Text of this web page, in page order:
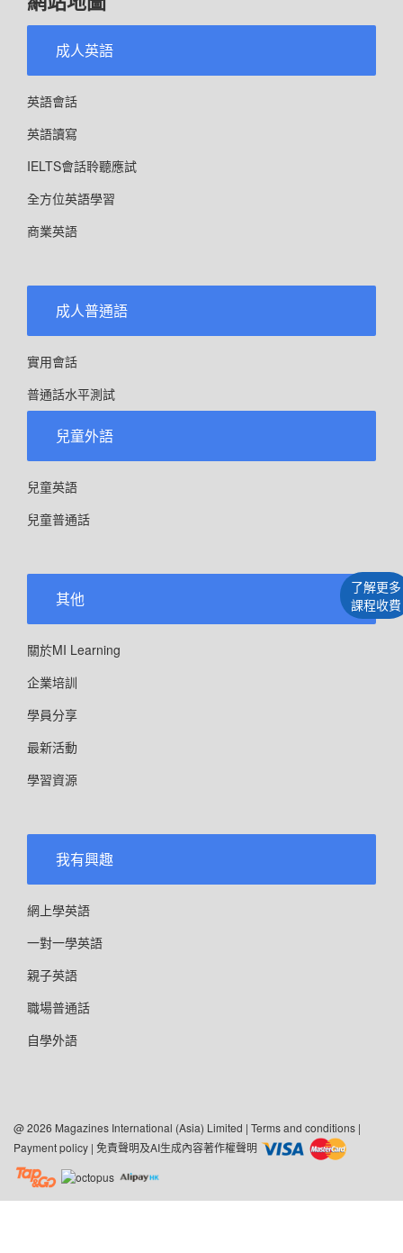
了解更多
課程收費
成人英語
英語會話
英語讀寫
IELTS會話聆聽應試
全方位英語學習
商業英語
成人普通語
實用會話
普通話水平測試
兒童外語
兒童英語
兒童普通話
其他
關於MI Learning
企業培訓
學員分享
最新活動
學習資源
我有興趣
網上學英語
一對一學英語
親子英語
職場普通話
自學外語
@ 2026 Magazines International (Asia) Limited | Terms and conditions |
Payment policy | 免責聲明及AI生成內容著作權聲明